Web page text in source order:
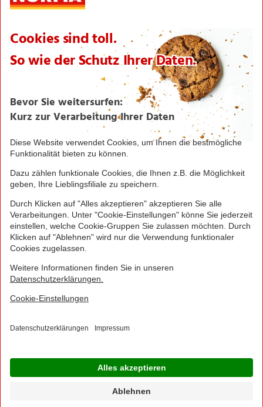
Filialnetz
Karriere
Verantwortung/CSR
NORMA News
Seite drucken
Nach oben
Greifen Sie schnell zu! Alle angegebenen Preise in
Irrtümer durch Schreib-, Programmier- und
Datenübertragungsfehler sind vorbehalten.
© 2016 - 2026 NORMA Lebensmittelfilialbetrieb
Stiftung & Co. KG
Sitemap Kontakt
Barrierefreiheitserklärung Compliance
Jetzt Ihre NORMA Filiale auswählen und noch
mehr Angebote entdecken!
Geben Sie über "Meine Filiale" Ihre PLZ ein und sehen Sie alle Angebote aus Ihrer
Region.